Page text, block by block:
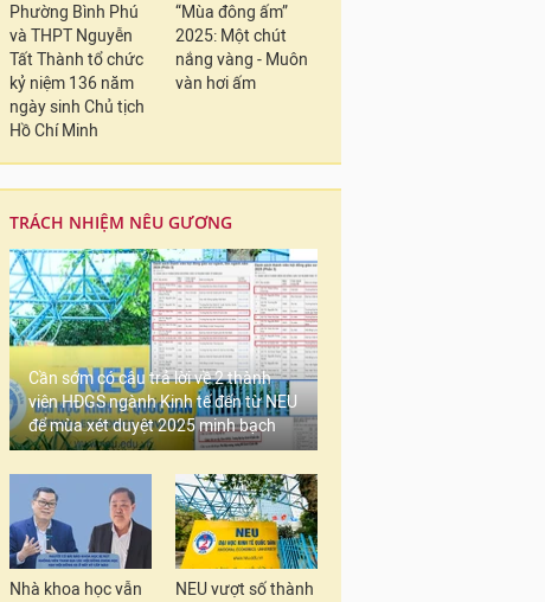
Phường Bình Phú
và THPT Nguyễn
Tất Thành tổ chức
kỷ niệm 136 năm
ngày sinh Chủ tịch
Hồ Chí Minh
“Mùa đông ấm”
2025: Một chút
nắng vàng - Muôn
vàn hơi ấm
TRÁCH NHIỆM NÊU GƯƠNG
Cần sớm có câu trả lời về 2 thành
viên HĐGS ngành Kinh tế đến từ NEU
để mùa xét duyệt 2025 minh bạch
Nhà khoa học vẫn
NEU vượt số thành